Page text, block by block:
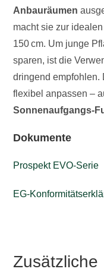
Anbauräumen
macht sie zur
150 cm. Um junge
sparen, ist die
dringend empfohlen.
flexibel anpassen –
Sonnenaufgangs-
Dokumente
Prospekt EVO-Serie
EG-
Zusätzliche